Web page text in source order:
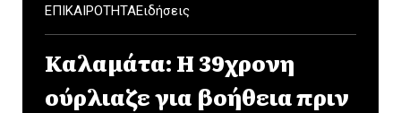
ΕΠΙΚΑΙΡΟΤΗΤΑΕιδήσεις
Καλαμάτα: Η 39χρονη
ούρλιαζε για βοήθεια πριν